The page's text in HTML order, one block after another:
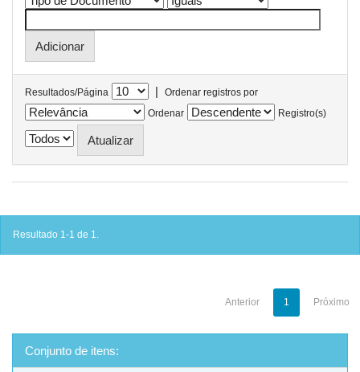
Resultados/Página |
Ordenar registros por
Ordenar
Registro(s)
Resultado 1-1 de 1.
Anterior 1 Próximo
Conjunto de itens: